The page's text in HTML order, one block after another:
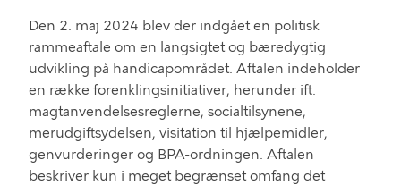
Den 2. maj 2024 blev der indgået en politisk
rammeaftale om en langsigtet og bæredygtig
udvikling på handicapområdet. Aftalen indeholder
en række forenklingsinitiativer, herunder ift.
magtanvendelsesreglerne, socialtilsynene,
merudgiftsydelsen, visitation til hjælpemidler,
genvurderinger og BPA-ordningen. Aftalen
beskriver kun i meget begrænset omfang det